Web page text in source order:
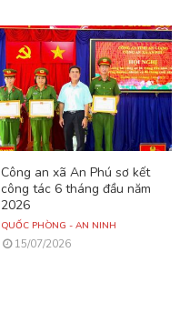
Công an xã An Phú sơ kết
công tác 6 tháng đầu năm
2026
QUỐC PHÒNG - AN NINH
15/07/2026